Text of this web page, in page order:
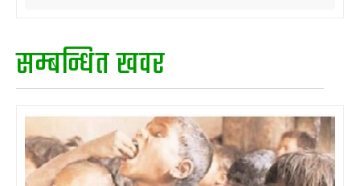
सम्बन्धित खवर